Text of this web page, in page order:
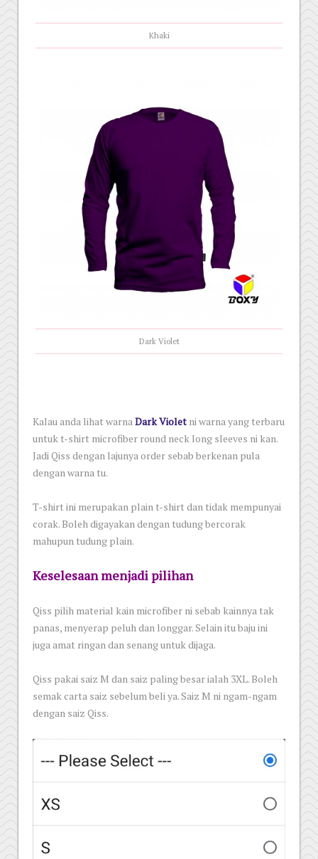
Khaki
Dark Violet
Kalau anda lihat warnaDark Violet ni warna yang terbaru
untuk t-shirt microfiber round neck long sleeves ni kan.
Jadi Qiss dengan lajunya order sebab berkenan pula
dengan warna tu.
T-shirt ini merupakan plain t-shirt dan tidak mempunyai
corak. Boleh digayakan dengan tudung bercorak
mahupun tudung plain.
Keselesaan menjadi pilihan
Qiss pilih material kain microfiber ni sebab kainnya tak
panas, menyerap peluh dan longgar. Selain itu baju ini
juga amat ringan dan senang untuk dijaga.
Qiss pakai saiz M dan saiz paling besar ialah 3XL. Boleh
semak carta saiz sebelum beli ya. Saiz M ni ngam-ngam
dengan saiz Qiss.